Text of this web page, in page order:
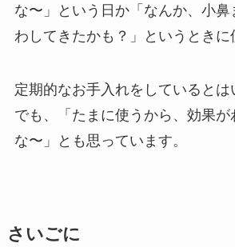
な〜」という日か「なんか、小
わしてきたかも？」というときに
定期的なお手入れをしているとは
でも、「たまに使うから、効果が
な〜」とも思っています。
さいごに